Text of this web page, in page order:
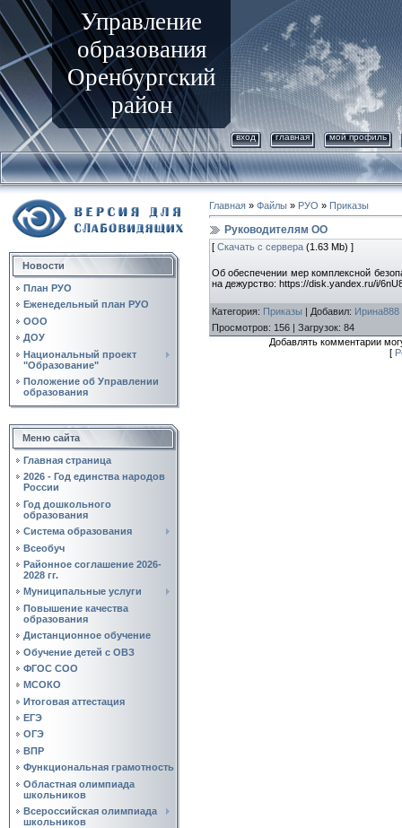
Управление
образования
Оренбургский
район
вход главная мой профиль
Новости
План РУО
Еженедельный план РУО
ООО
ДОУ
Национальный проект
"Образование"
Положение об Управлении
образования
Меню сайта
Главная страница
2026 - Год единства народов
России
Год дошкольного
образования
Система образования
Всеобуч
Районное соглашение 2026-
2028 гг.
Муниципальные услуги
Повышение качества
образования
Дистанционное обучение
Обучение детей с ОВЗ
ФГОС СОО
МСОКО
Итоговая аттестация
ЕГЭ
ОГЭ
ВПР
Функциональная грамотность
Областная олимпиада
школьников
Всероссийская олимпиада
школьников
Главная » Файлы » РУО » Приказы
Руководителям ОО
[ Скачать с сервера (1.63 Mb) ]
Об обеспечении мер комплексной
на дежурство: https://disk.yandex.ru/i/
Категория: Приказы | Добавил: Ирина888
Просмотров: 156 | Загрузок: 84
Добавлять комментарии
[